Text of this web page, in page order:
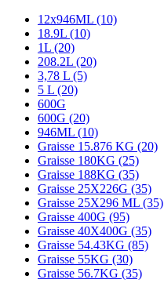
12x946ML (10)
18.9L (10)
1L (20)
208.2L (20)
3,78 L (5)
5 L (20)
600G
600G (20)
946ML (10)
Graisse 15.876 KG (20)
Graisse 180KG (25)
Graisse 188KG (35)
Graisse 25X226G (35)
Graisse 25X296 ML (35)
Graisse 400G (95)
Graisse 40X400G (35)
Graisse 54.43KG (85)
Graisse 55KG (30)
Graisse 56.7KG (35)